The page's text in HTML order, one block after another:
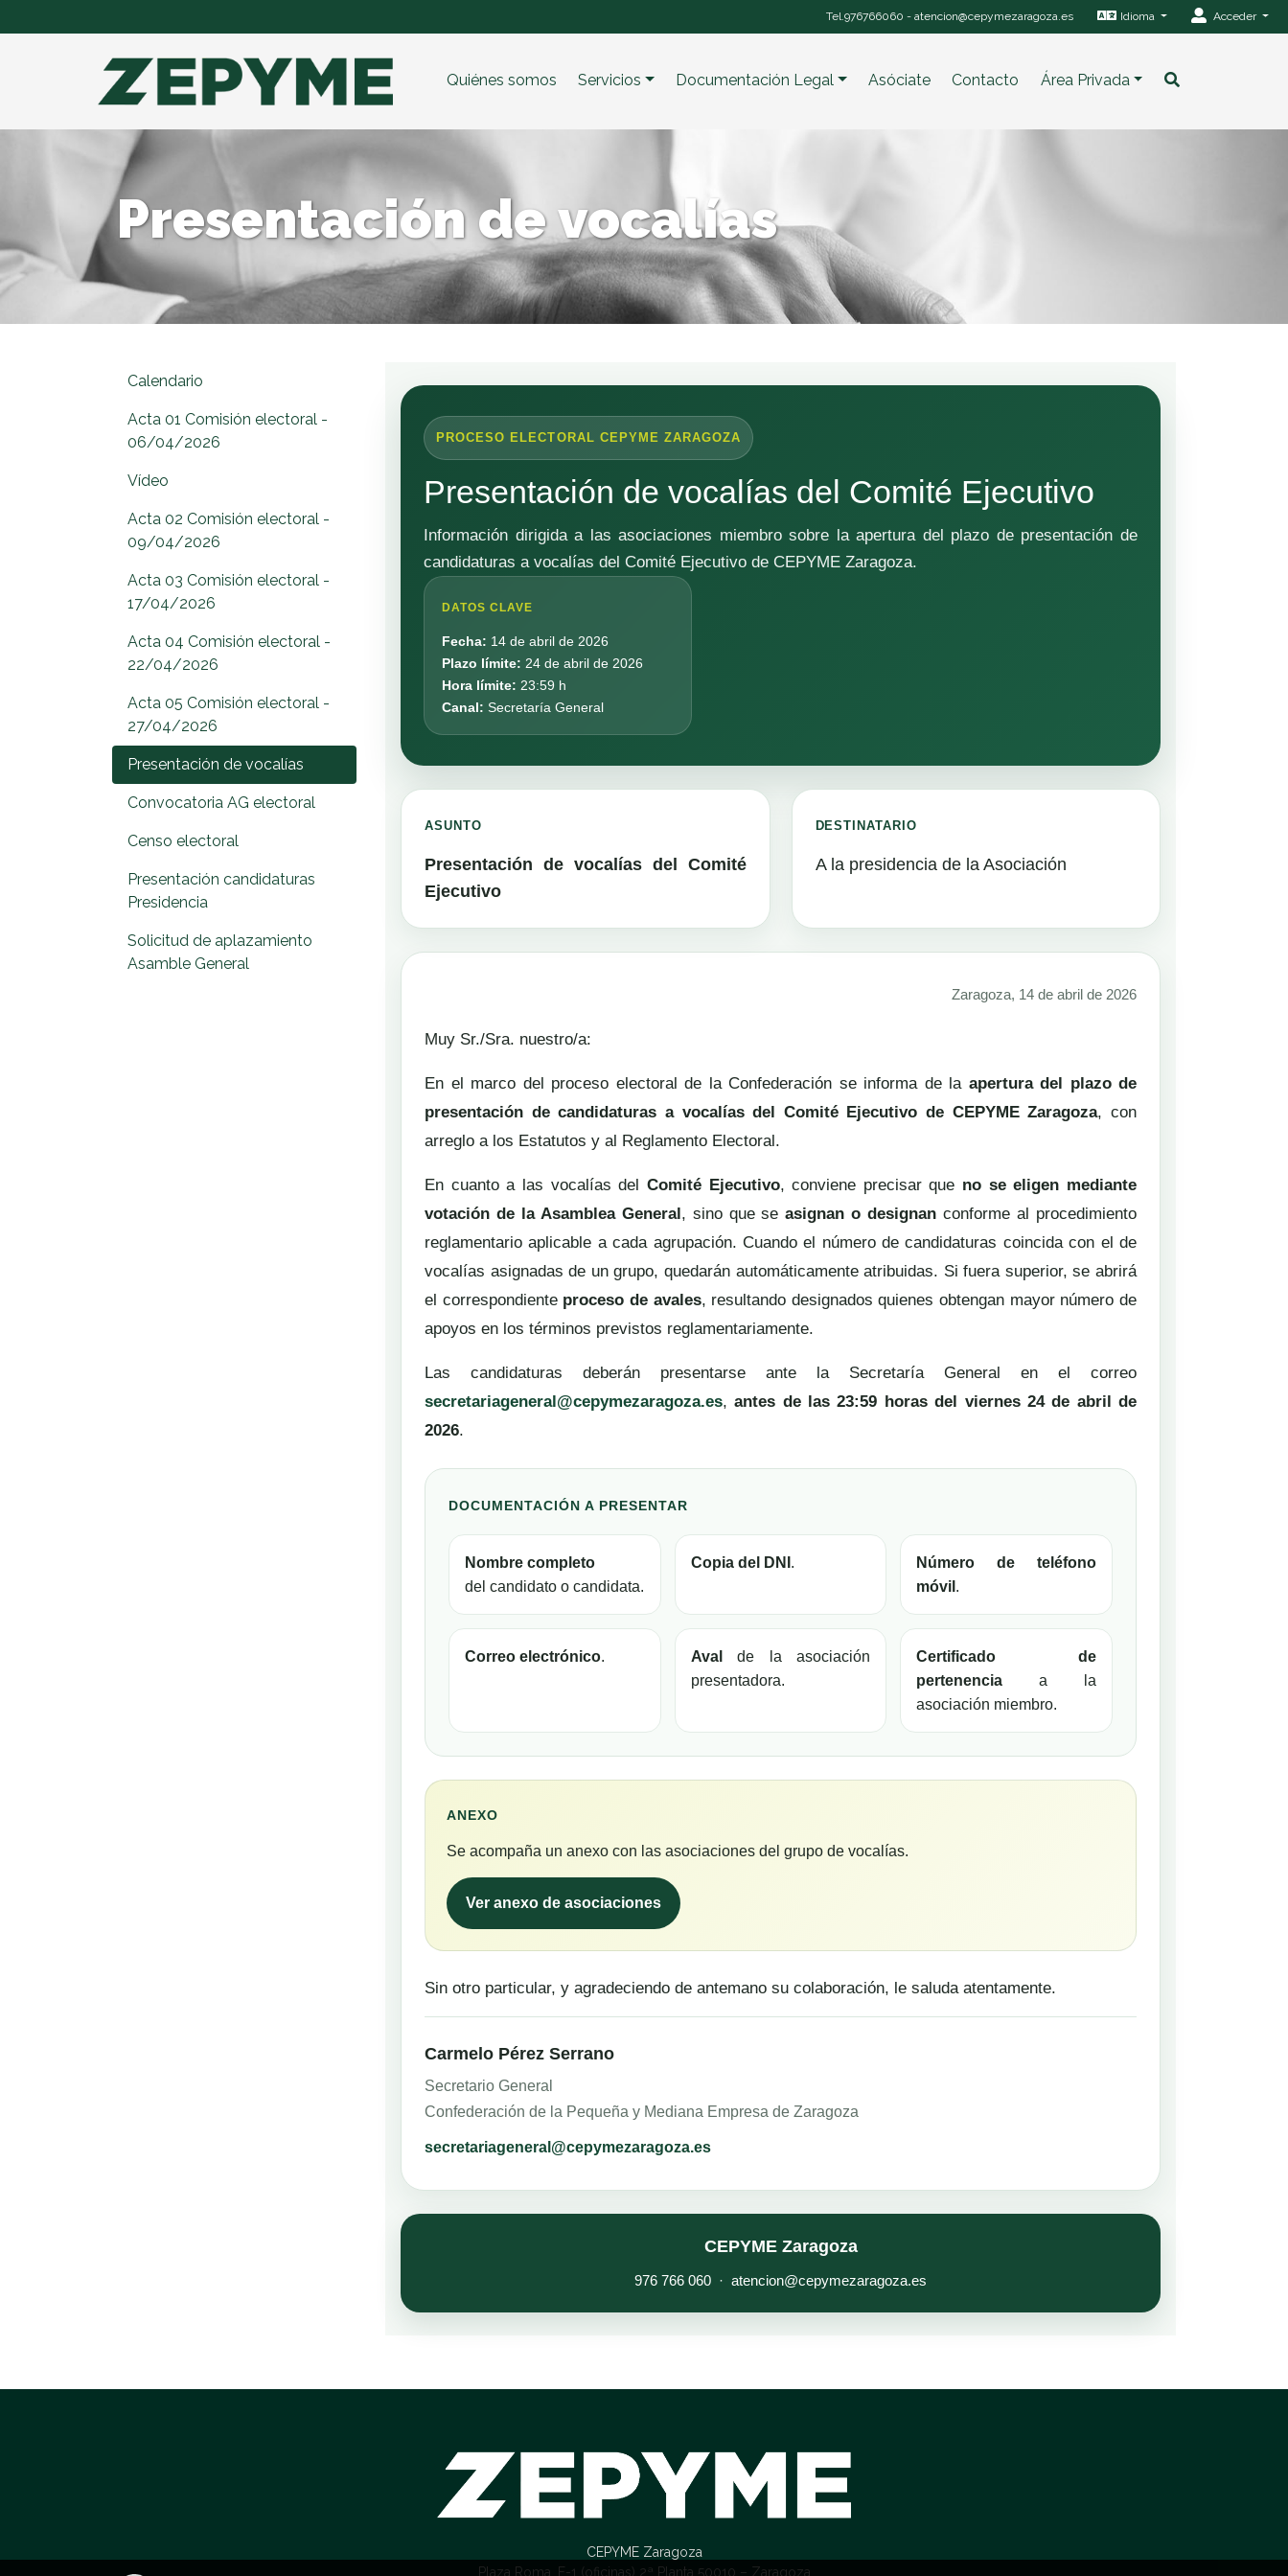
Tel.976766060 - atencion@cepymezaragoza.es Idioma Acceder
Quiénes somos Servicios Documentación Legal Asóciate Contacto Área Privada
Presentación de vocalías
Calendario
Acta 01 Comisión electoral -
06/04/2026
Vídeo
Acta 02 Comisión electoral -
09/04/2026
Acta 03 Comisión electoral -
17/04/2026
Acta 04 Comisión electoral -
22/04/2026
Acta 05 Comisión electoral -
27/04/2026
Presentación de vocalías
Convocatoria AG electoral
Censo electoral
Presentación candidaturas
Presidencia
Solicitud de aplazamiento
Asamble General
PROCESO ELECTORAL CEPYME ZARAGOZA
Presentación de vocalías del Comité Ejecutivo
Información dirigida a las asociaciones miembro sobre la apertura del plazo de presentación de
candidaturas a vocalías del Comité Ejecutivo de CEPYME Zaragoza.
DATOS CLAVE
Fecha: 14 de abril de 2026
Plazo límite: 24 de abril de 2026
Hora límite: 23:59 h
Canal: Secretaría General
ASUNTO
Presentación de vocalías del Comité
Ejecutivo
DESTINATARIO
A la presidencia de la Asociación
Zaragoza, 14 de abril de 2026
Muy Sr./Sra. nuestro/a:
En el marco del proceso electoral de la Confederación se informa de la apertura del plazo de
presentación de candidaturas a vocalías del Comité Ejecutivo de CEPYME Zaragoza, con
arreglo a los Estatutos y al Reglamento Electoral.
En cuanto a las vocalías del Comité Ejecutivo, conviene precisar que no se eligen mediante
votación de la Asamblea General, sino que seasignan o designan conforme al procedimiento
reglamentario aplicable a cada agrupación. Cuando el número de candidaturas coincida con el de
vocalías asignadas de un grupo, quedarán automáticamente atribuidas. Si fuera superior, se abrirá
el correspondiente proceso de avales, resultando designados quienes obtengan mayor número de
apoyos en los términos previstos reglamentariamente.
Las candidaturas deberán presentarse ante la Secretaría General en el correo
secretariageneral@cepymezaragoza.es,antes de las 23:59 horas del viernes 24 de abril de
2026.
DOCUMENTACIÓN A PRESENTAR
Nombre completo
del candidato o candidata.
Copia del DNI .
Número de teléfono
móvil .
Correo electrónico. Aval
de la asociación
presentadora.
Certificado de
pertenencia a la
asociación miembro.
ANEXO
Se acompaña un anexo con las asociaciones del grupo de vocalías.
Ver anexo de asociaciones
Sin otro particular, y agradeciendo de antemano su colaboración, le saluda atentamente.
Carmelo Pérez Serrano
Secretario General
Confederación de la Pequeña y Mediana Empresa de Zaragoza
secretariageneral@cepymezaragoza.es
CEPYME Zaragoza
976 766 060 · atencion@cepymezaragoza.es
CEPYME Zaragoza
Plaza Roma, F-1 (oficinas) 2ª Planta 50010 – Zaragoza